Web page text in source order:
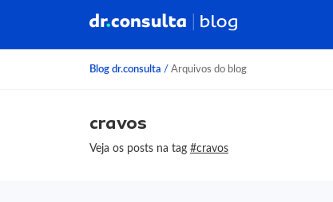
Blog dr.consulta / Arquivos do blog
cravos
Veja os posts na tag #cravos